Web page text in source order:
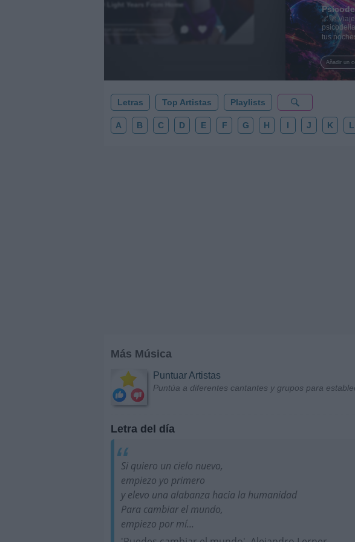
Añadir un
🌌🚀
tus
al
esta
✨⭐
2000 Light Years From Home
Letras Top Artistas Playlists
A B C D E F G H I J K L
Más Música
Puntuar Artistas
Puntúa a diferentes cantantes y grupos para
Letra del día
Si quiero un cielo nuevo,
empiezo yo primero
y elevo una alabanza hacia la humanidad
Para cambiar el mundo,
empiezo por mí...